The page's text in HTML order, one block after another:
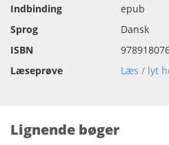
Indbinding
epub
Sprog
Dansk
ISBN
Læseprøve
Læs / lyt
Lignende bøger